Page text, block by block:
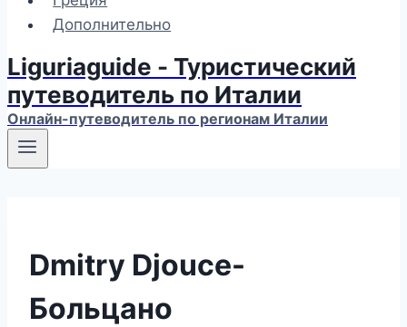
Дополнительно
Liguriaguide - Туристический
путеводитель по Италии
Онлайн-путеводитель по регионам Италии
Dmitry Djouce-
Больцано